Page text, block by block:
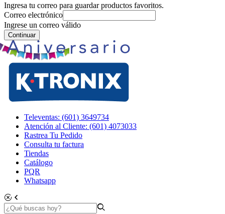
Ingresa tu correo para guardar productos favoritos.
Correo electrónico
Ingrese un correo válido
Continuar
Televentas: (601) 3649734
Atención al Cliente: (601) 4073033
Rastrea Tu Pedido
Consulta tu factura
Tiendas
Catálogo
PQR
Whatsapp